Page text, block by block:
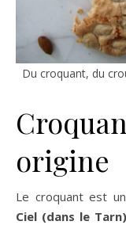
Du croquant, du
origine
Le croquant est
Ciel (dans le Tarn)